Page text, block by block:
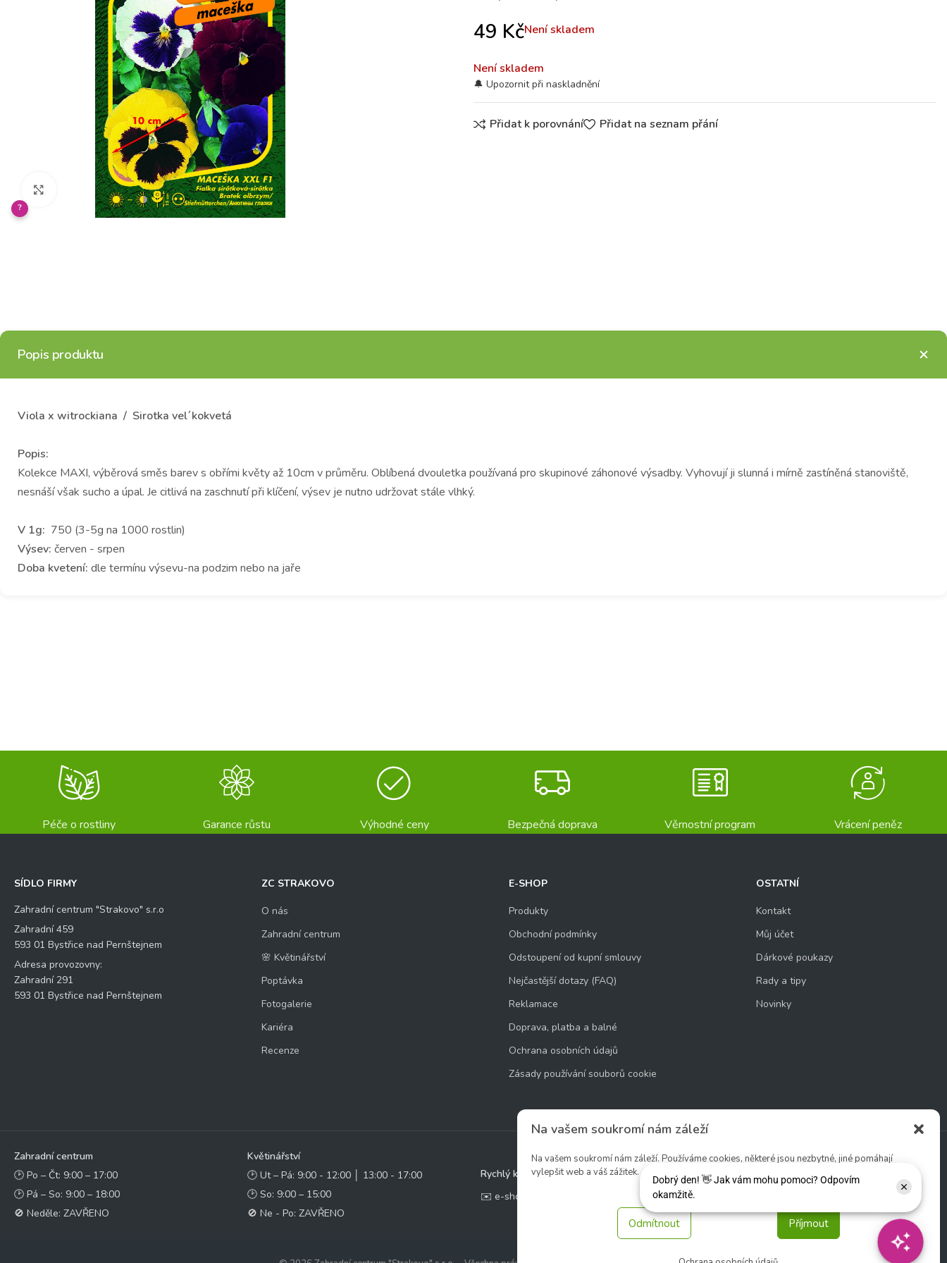
Na vašem soukromí nám záleží
Na vašem soukromí nám záleží. Používáme cookies, některé jsou nezbytné, jiné pomáhají
vylepšit web a váš zážitek.
Příjmout
Odmítnout
Klikněte pro zvětšení
?
49 KčNení skladem
Není skladem
Přidat k porovnání Přidat na seznam přání
Popis produktu
Viola x witrockiana / Sirotka vel´kokvetá
Popis:
Kolekce MAXI, výběrová směs barev s obřími květy až 10cm v průměru. Oblíbená dvouletka používaná pro skupinové záhonové výsadby. Vyhovují ji slunná i mírně zastíněná stanoviště,
nesnáší však sucho a úpal. Je citlivá na zaschnutí při klíčení, výsev je nutno udržovat stále vlhký.
V 1g: 750 (3-5g na 1000 rostlin)
Výsev: červen - srpen
Doba kvetení: dle termínu výsevu-na podzim nebo na jaře
Péče o rostliny Garance růstu Výhodné ceny Bezpečná doprava Věrnostní program Vrácení peněz
SÍDLO FIRMY
Zahradní centrum "Strakovo" s.r.o
Zahradní 459
593 01 Bystřice nad Pernštejnem
Adresa provozovny:
Zahradní 291
593 01 Bystřice nad Pernštejnem
ZC STRAKOVO
O nás
Zahradní centrum
🌸 Květinářství
Poptávka
Fotogalerie
Kariéra
Recenze
E-SHOP
Produkty
Obchodní podmínky
Odstoupení od kupní smlouvy
Nejčastější dotazy (FAQ)
Reklamace
Doprava, platba a balné
Ochrana osobních údajů
Zásady používání souborů cookie
OSTATNÍ
Kontakt
Můj účet
Dárkové poukazy
Rady a tipy
Novinky
Zahradní centrum
🕑 Po – Čt: 9:00 – 17:00
🕑 Pá – So: 9:00 – 18:00
🚫 Neděle: ZAVŘENO
Květinářství
🕑 Ut – Pá: 9:00 - 12:00 │ 13:00 - 17:00
🕑 So: 9:00 – 15:00
🚫 Ne - Po: ZAVŘENO
Rychlý kontakt:
✉️ e-shop@zcstrakovo.cz
Sledujte nás: